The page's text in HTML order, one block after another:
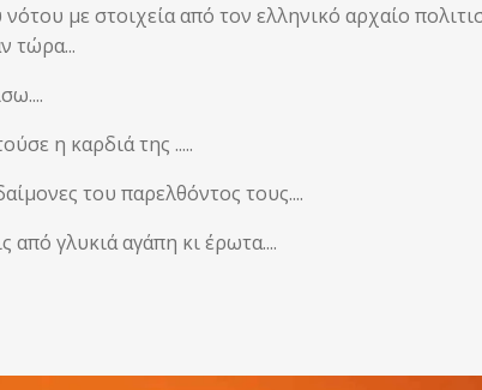
με στοιχεία από τον ελληνικό αρχαίο
τώρα...
η καρδιά της .....
του παρελθόντος τους....
από γλυκιά αγάπη κι έρωτα....